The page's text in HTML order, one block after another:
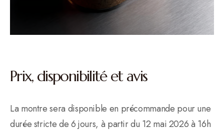
Prix, disponibilité et avis
La montre sera disponible en précommande pour une
durée stricte de 6 jours, à partir du 12 mai 2026 à 16h